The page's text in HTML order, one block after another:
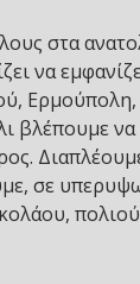
στα
να
βλέπουμε να
σε